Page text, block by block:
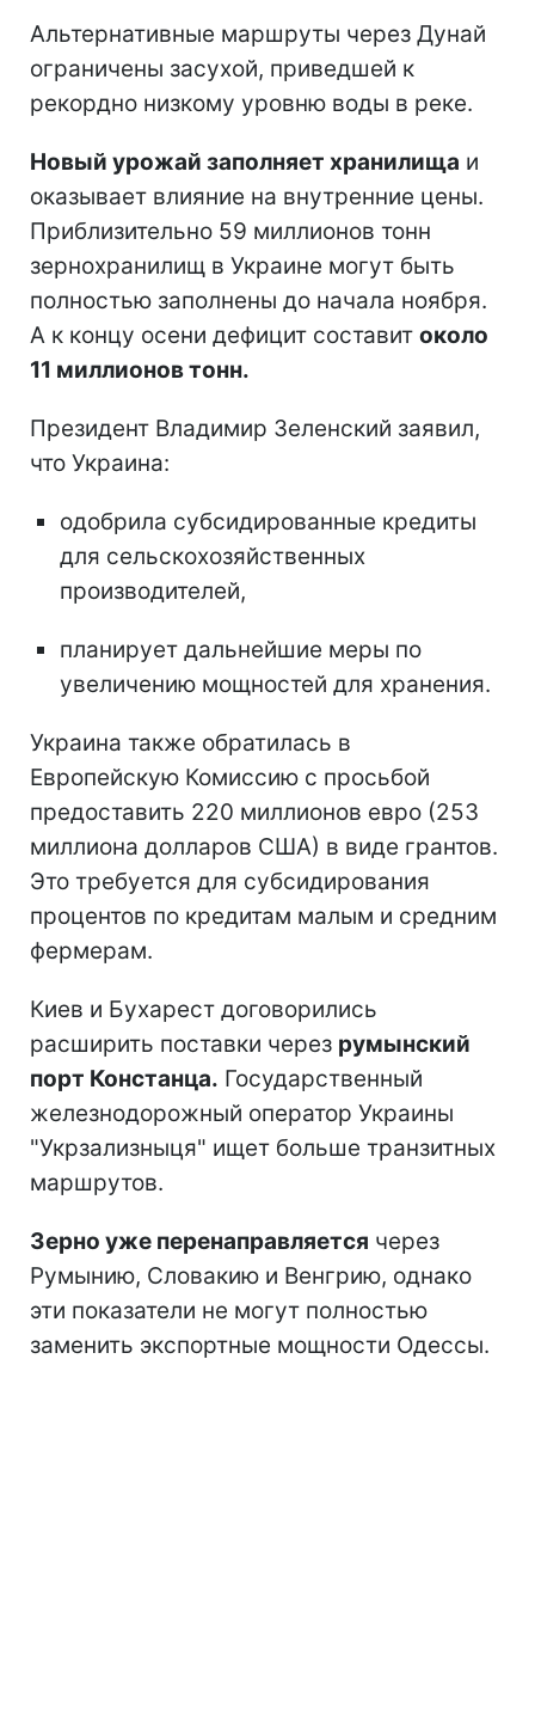
Альтернативные маршруты через Дунай
ограничены засухой, приведшей к
рекордно низкому уровню воды в реке.
Новый урожай заполняет хранилища и
оказывает влияние на внутренние цены.
Приблизительно 59 миллионов тонн
зернохранилищ в Украине могут быть
полностью заполнены до начала ноября.
А к концу осени дефицит составит около
11 миллионов тонн.
Президент Владимир Зеленский заявил,
что Украина:
одобрила субсидированные кредиты
для сельскохозяйственных
производителей,
планирует дальнейшие меры по
увеличению мощностей для хранения.
Украина также обратилась в
Европейскую Комиссию с просьбой
предоставить 220 миллионов евро (253
миллиона долларов США) в виде грантов.
Это требуется для субсидирования
процентов по кредитам малым и средним
фермерам.
Киев и Бухарест договорились
расширить поставки через румынский
порт Констанца. Государственный
железнодорожный оператор Украины
"Укрзализныця" ищет больше транзитных
маршрутов.
Зерно уже перенаправляется через
Румынию, Словакию и Венгрию, однако
эти показатели не могут полностью
заменить экспортные мощности Одессы.